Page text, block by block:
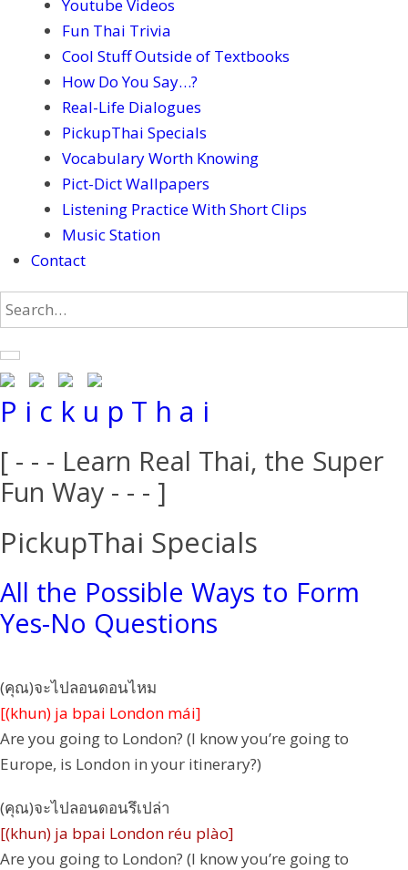
Youtube Videos
Fun Thai Trivia
Cool Stuff Outside of Textbooks
How Do You Say…?
Real-Life Dialogues
PickupThai Specials
Vocabulary Worth Knowing
Pict-Dict Wallpapers
Listening Practice With Short Clips
Music Station
Contact
P i c k u p T h a i
[ - - - Learn Real Thai, the Super
Fun Way - - - ]
PickupThai Specials
All the Possible Ways to Form
Yes-No Questions
(คุณ)จะไปลอนดอนไหม
[(khun) ja bpai London mái]
Are you going to London? (I know you’re going to
Europe, is London in your itinerary?)
(คุณ)จะไปลอนดอนรึเปล่า
[(khun) ja bpai London réu plào]
Are you going to London? (I know you’re going to